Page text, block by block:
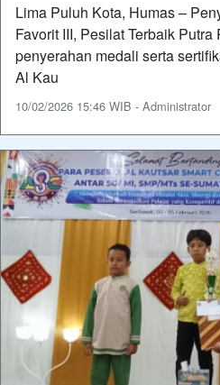
Lima Puluh Kota, Humas –
Favorit III, Pesilat Terbaik Putra
penyerahan medali serta
Al Kau
10/02/2026 15:46 WIB - Administrator